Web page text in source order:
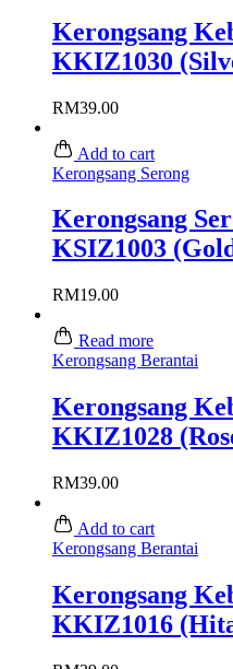
Kerongsang
KKIZ1030
RM39.00
Add to cart
Kerongsang Serong
Kerongsang
KSIZ1003
RM19.00
Read more
Kerongsang Berantai
Kerongsang
KKIZ1028
RM39.00
Add to cart
Kerongsang Berantai
Kerongsang
KKIZ1016